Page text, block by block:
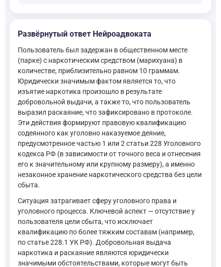
Развёрнутый ответ Нейроадвоката
Пользователь был задержан в общественном месте
(парке) с наркотическим средством (марихуана) в
количестве, приблизительно равном 10 граммам.
Юридически значимым фактом является то, что
изъятие наркотика произошло в результате
добровольной выдачи, а также то, что пользователь
выразил раскаяние, что зафиксировано в протоколе.
Эти действия формируют правовую квалификацию
содеянного как уголовно наказуемое деяние,
предусмотренное частью 1 или 2 статьи 228 Уголовного
кодекса РФ (в зависимости от точного веса и отнесения
его к значительному или крупному размеру), а именно
незаконное хранение наркотического средства без цели
сбыта.
Ситуация затрагивает сферу уголовного права и
уголовного процесса. Ключевой аспект — отсутствие у
пользователя цели сбыта, что исключает
квалификацию по более тяжким составам (например,
по статье 228.1 УК РФ). Добровольная выдача
наркотика и раскаяние являются юридически
значимыми обстоятельствами, которые могут быть